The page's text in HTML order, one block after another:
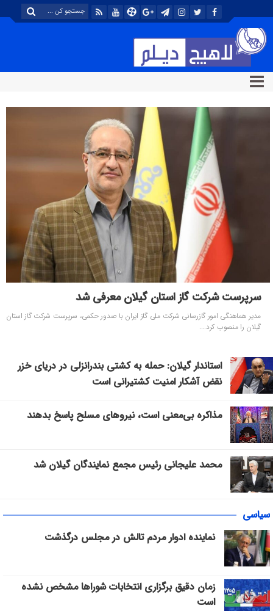
سرپرست شرکت گاز استان گیلان معرفی شد
مدیر هماهنگی امور گازرسانی شرکت ملی گاز ایران با صدور حکمی، سرپرست شرکت گاز استان
گیلان را منصوب کرد....
استاندار گیلان: حمله به کشتی بندرانزلی در دریای خزر
نقض آشکار امنیت کشتیرانی است
مذاکره بی‌معنی است، نیروهای مسلح پاسخ بدهند
محمد علیجانی رئیس مجمع نمایندگان گیلان شد
سیاسی
نماینده ادوار مردم تالش در مجلس درگذشت
زمان دقیق برگزاری انتخابات شوراها مشخص نشده
است